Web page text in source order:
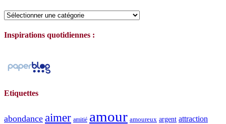
Catégories
Inspirations quotidiennes :
Etiquettes
abondance aimer amitié amour amoureux argent attraction